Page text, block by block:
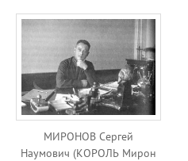
МИРОНОВ Сергей
Наумович (КОРОЛЬ Мирон